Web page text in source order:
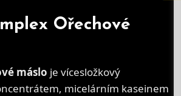
Ořechové
máslo je vícesložkový
micelárním kaseinem